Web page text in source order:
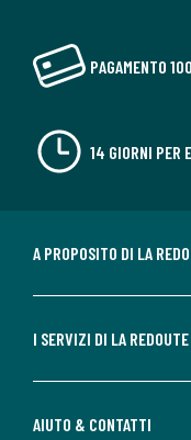
PAGAMENTO
14 GIORNI PER
A PROPOSITO DI LA
I SERVIZI DI LA REDOUTE
AIUTO & CONTATTI